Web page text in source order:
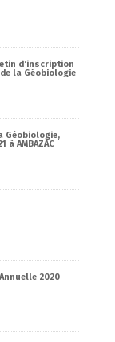
d’inscription
la Géobiologie
Géobiologie,
AMBAZAC
2020